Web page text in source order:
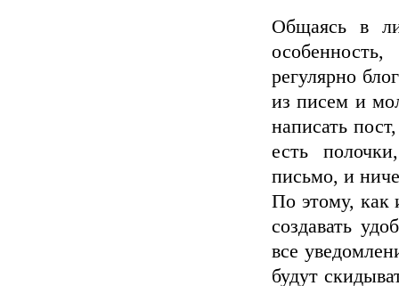
Общаясь в
регулярно
из писем и
написать
есть
письмо, и
По этому, как
создавать
все
будут